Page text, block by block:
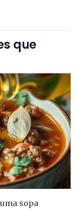
que
sopa